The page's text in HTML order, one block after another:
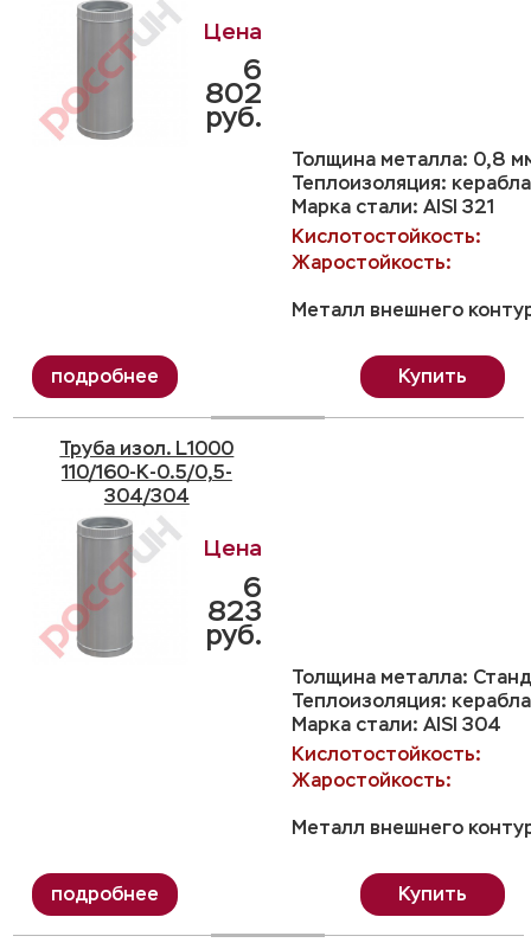
Толщина металла: 0,8
Теплоизоляция:
Марка стали: AISI 321
Кислотостойкость:
Жаростойкость:
Металл внешнего
6
802
руб.
Купить
Труба изол. L1000
110/160-K-0.5/0,5-
304/304
Толщина металла:
Теплоизоляция:
Марка стали: AISI 304
Кислотостойкость:
Жаростойкость:
Металл внешнего
6
823
руб.
Купить